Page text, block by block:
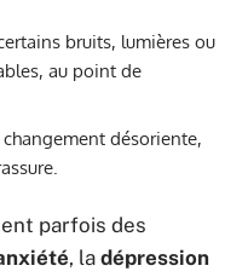
bruits, lumières ou
au point de
désoriente,
parfois des
, la dépression